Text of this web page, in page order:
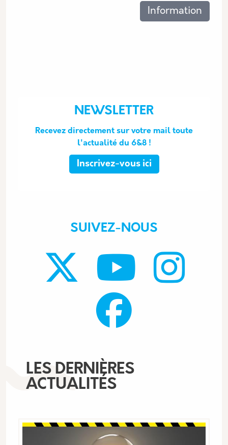
Les thématiques associéesInformation
NEWSLETTER
Recevez directement sur votre mail toute
l'actualité du 6&8 !
Inscrivez-vous ici
SUIVEZ-NOUS
LES DERNIÈRES
ACTUALITÉS